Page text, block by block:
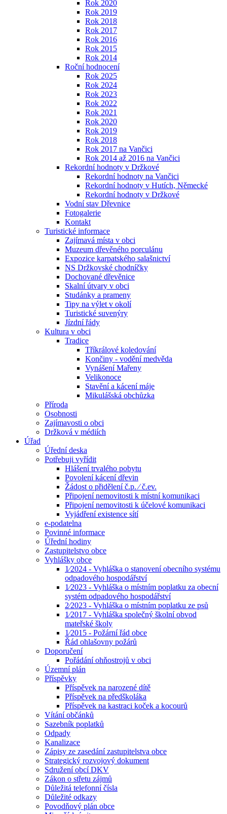
Rok 2020
Rok 2019
Rok 2018
Rok 2017
Rok 2016
Rok 2015
Rok 2014
Roční hodnocení
Rok 2025
Rok 2024
Rok 2023
Rok 2022
Rok 2021
Rok 2020
Rok 2019
Rok 2018
Rok 2017 na Vančici
Rok 2014 až 2016 na Vančici
Rekordní hodnoty v Držkové
Rekordní hodnoty na Vančici
Rekordní hodnoty v Hutích, Německé
Rekordní hodnoty v Držkové
Vodní stav Dřevnice
Fotogalerie
Kontakt
Turistické informace
Zajímavá místa v obci
Muzeum dřevěného porculánu
Expozice karpatského salašnictví
NS Držkovské chodníčky
Dochované dřevěnice
Skalní útvary v obci
Studánky a prameny
Tipy na výlet v okolí
Turistické suvenýry
Jízdní řády
Kultura v obci
Tradice
Tříkrálové koledování
Končiny - vodění medvěda
Vynášení Mařeny
Velikonoce
Stavění a kácení máje
Mikulášská obchůzka
Příroda
Osobnosti
Zajímavosti o obci
Držková v médiích
Úřad
Úřední deska
Potřebuji vyřídit
Hlášení trvalého pobytu
Povolení kácení dřevin
Žádost o přidělení č.p. ⁄ č.ev.
Připojení nemovitosti k místní komunikaci
Připojení nemovitosti k účelové komunikaci
Vyjádření existence sítí
e-podatelna
Povinné informace
Úřední hodiny
Zastupitelstvo obce
Vyhlášky obce
1⁄2024 - Vyhláška o stanovení obecního systému
odpadového hospodářství
1⁄2023 - Vyhláška o místním poplatku za obecní
systém odpadového hospodářství
2⁄2023 - Vyhláška o místním poplatku ze psů
1⁄2017 - Vyhláška společný školní obvod
mateřské školy
1⁄2015 - Požární řád obce
Řád ohlašovny požárů
Doporučení
Pořádání ohňostrojů v obci
Územní plán
Příspěvky
Příspěvek na narozené dítě
Příspěvek na předškoláka
Příspěvek na kastraci koček a kocourů
Vítání občánků
Sazebník poplatků
Odpady
Kanalizace
Zápisy ze zasedání zastupitelstva obce
Strategický rozvojový dokument
Sdružení obcí DKV
Zákon o střetu zájmů
Důležitá telefonní čísla
Důležité odkazy
Povodňový plán obce